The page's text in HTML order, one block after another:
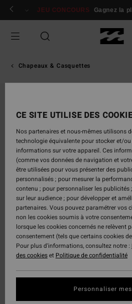
Passer
Se connecter / s'inscrire
JEU CONCOURS Gagnez la
Chapeaux & Casquettes
CE SITE UTILISE DES
Nos partenaires et nous-mêmes utilisons
technologie équivalente pour stocker et/
informations sur votre appareil. Ces
(comme vos données de navigation et
être utilisées pour vous présenter des
personnalisés ; pour mesurer la
contenu ; pour personnaliser les publicités
sur leur audience ; pour développer et
partenaires. Vous pouvez paramétrer vos
non les cookies soumis à votre
lorsque les cookies concernés ne relèvent
consentement (tels que certains cookies
Pour plus d'informations, consultez notre :
des cookieset Politique de confidentialité
Personnaliser